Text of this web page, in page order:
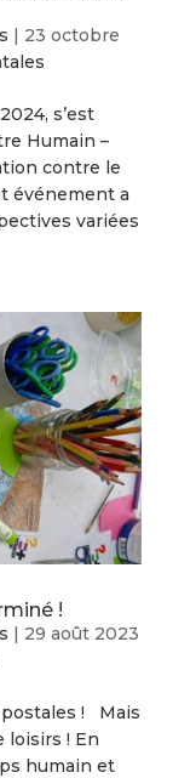
| 23 octobre
s’est
Humain –
contre le
événement a
variées
!
| 29 août 2023
postales ! Mais
loisirs ! En
humain et